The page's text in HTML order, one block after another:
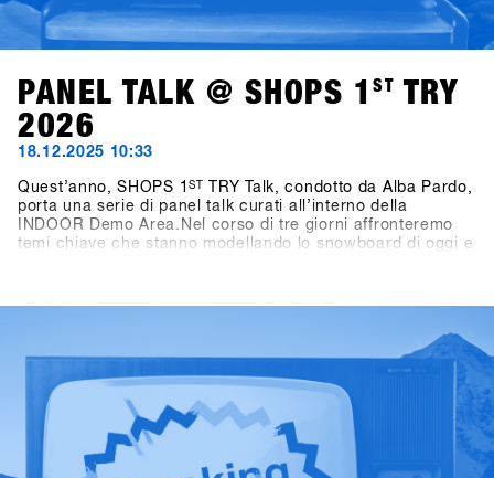
PANEL TALK @ SHOPS 1 ST TRY
2026
18.12.2025 10:33
Quest’anno, SHOPS 1ST
TRY Talk, condotto da Alba Pardo,
porta una serie di panel talk curati all’interno della
INDOOR Demo Area.Nel corso di tre giorni affronteremo
temi chiave che stanno modellando lo snowboard di oggi e
analizzando come le diverse formule di contest influenzino
i consumatori, la cultura e il futuro dello snowboard.
Martedì, il confronto si concentra sullo storytelling,
interrogandosi su chi stia raccontando oggi lo snowboard,
e perché questo sia rilevante anche dal punto di vista del
business.Condotti da Alba Pardo con un approccio diretto
e mirato, questi talk offrono spunti concreti, discussioni
sincere e prospettive che contano davvero per l’industria